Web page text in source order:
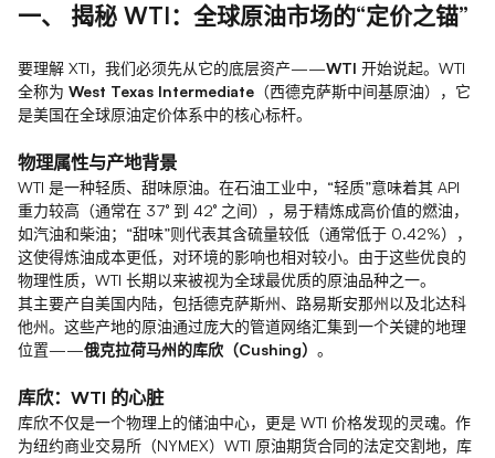
一、 揭秘 WTI：全球原油市场的“定价之锚”
要理解 XTI，我们必须先从它的底层资产——WTI 开始说起。WTI
全称为 West Texas Intermediate （西德克萨斯中间基原油），它
是美国在全球原油定价体系中的核心标杆。
物理属性与产地背景
WTI 是一种轻质、甜味原油。在石油工业中，“轻质”意味着其 API
重力较高（通常在 37° 到 42° 之间），易于精炼成高价值的燃油，
如汽油和柴油；“甜味”则代表其含硫量较低（通常低于 0.42%），
这使得炼油成本更低，对环境的影响也相对较小。由于这些优良的
物理性质，WTI 长期以来被视为全球最优质的原油品种之一。
其主要产自美国内陆，包括德克萨斯州、路易斯安那州以及北达科
他州。这些产地的原油通过庞大的管道网络汇集到一个关键的地理
位置——俄克拉荷马州的库欣（Cushing） 。
库欣：WTI 的心脏
库欣不仅是一个物理上的储油中心，更是 WTI 价格发现的灵魂。作
为纽约商业交易所（NYMEX）WTI 原油期货合同的法定交割地，库